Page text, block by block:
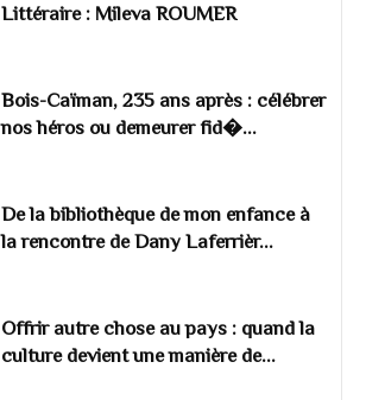
Littéraire : Mileva ROUMER
Bois-Caïman, 235 ans après : célébrer
nos héros ou demeurer fid�...
De la bibliothèque de mon enfance à
la rencontre de Dany Laferrièr...
Offrir autre chose au pays : quand la
culture devient une manière de...